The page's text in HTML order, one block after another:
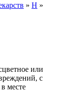
» Н »
или
с
месте